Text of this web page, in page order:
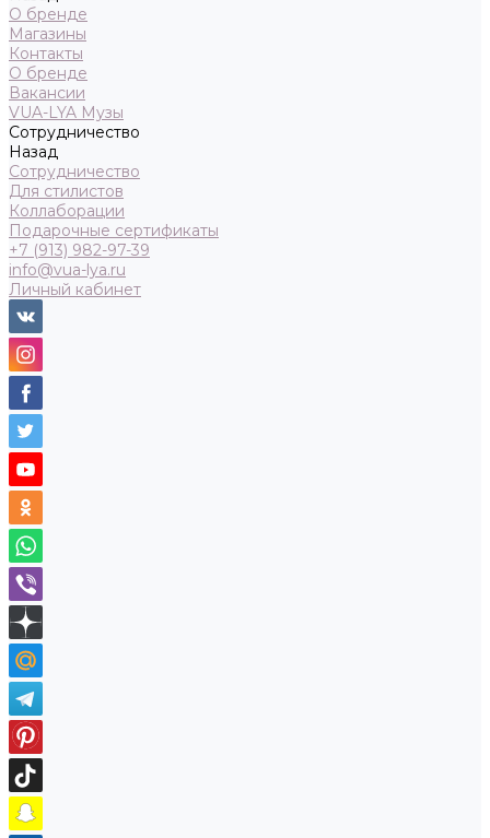
О бренде
Магазины
Контакты
О бренде
Вакансии
VUA-LYA Музы
Сотрудничество
Назад
Сотрудничество
Для стилистов
Коллаборации
Подарочные сертификаты
+7 (913) 982-97-39
info@vua-lya.ru
Личный кабинет